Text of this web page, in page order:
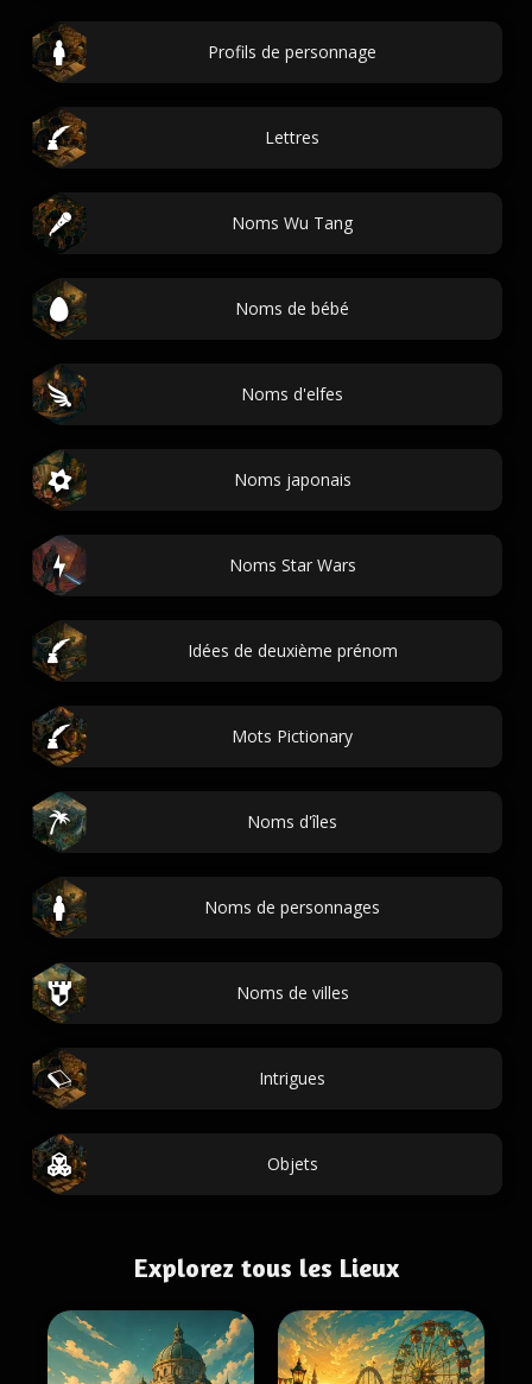
Profils de personnage
Lettres
Noms Wu Tang
Noms de bébé
Noms d'elfes
Noms japonais
Noms Star Wars
Idées de deuxième prénom
Mots Pictionary
Noms d'îles
Noms de personnages
Noms de villes
Intrigues
Objets
Explorez tous les Lieux